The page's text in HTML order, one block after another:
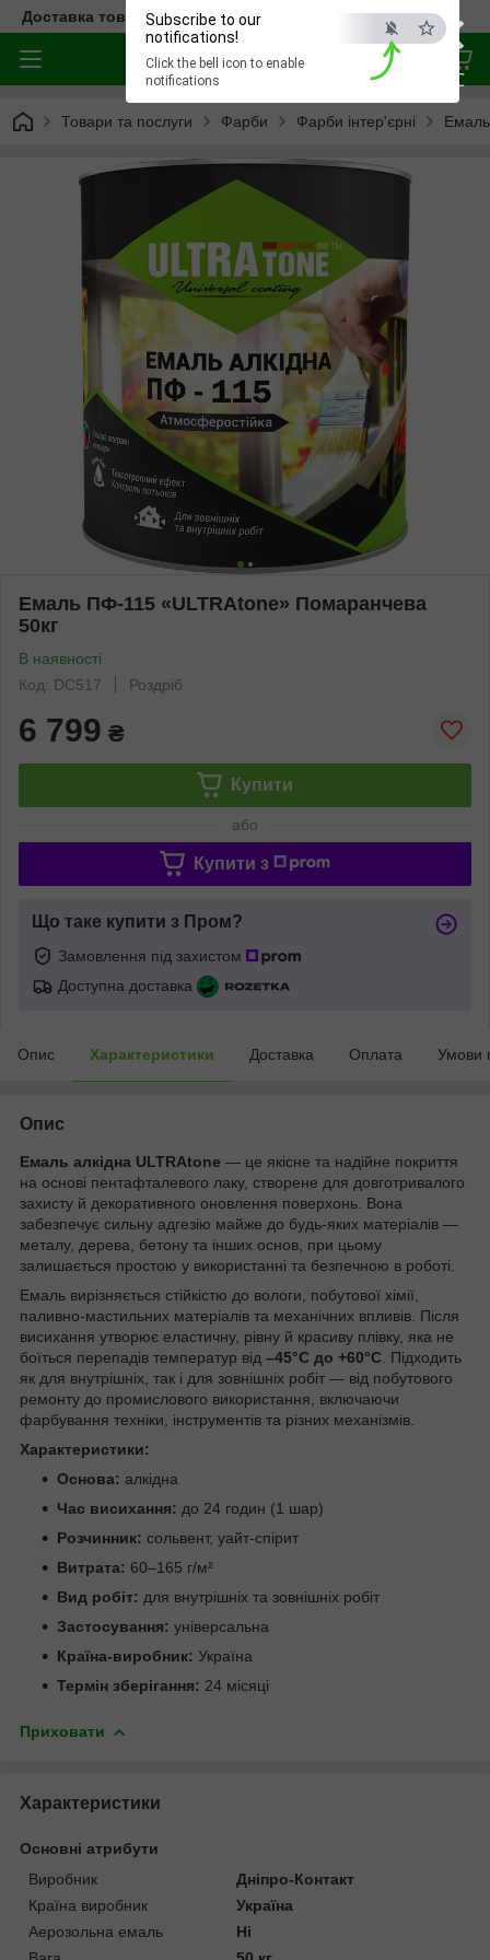
×
ESC
Subscribe to our
notifications!
Click the bell icon to enable
notifications
Доставка товара по всей Украине
Товари та послуги Фарби Фарби інтер'єрні
Емаль ПФ-115 «ULTRAtone» Помаранчева
50кг
В наявності
Код: DC517
Роздріб
6 799 ₴
Купити
або
Купити з
Що таке купити з Пром?
Замовлення під захистом
Доступна доставка
Опис Характеристики Доставка Оплата Умови
Опис
Емаль алкідна ULTRAtone — це якісне та надійне покриття
на основі пентафталевого лаку, створене для довготривалого
захисту й декоративного оновлення поверхонь. Вона
забезпечує сильну адгезію майже до будь-яких матеріалів —
металу, дерева, бетону та інших основ, при цьому
залишається простою у використанні та безпечною в роботі.
Емаль вирізняється стійкістю до вологи, побутової хімії,
паливно-мастильних матеріалів та механічних впливів. Після
висихання утворює еластичну, рівну й красиву плівку, яка не
боїться перепадів температур від –45°C до +60°C . Підходить
як для внутрішніх, так і для зовнішніх робіт — від побутового
ремонту до промислового використання, включаючи
фарбування техніки, інструментів та різних механізмів.
Характеристики:
Основа: алкідна
Час висихання: до 24 годин (1 шар)
Розчинник: сольвент, уайт-спірит
Витрата: 60–165 г/м²
Вид робіт: для внутрішніх та зовнішніх робіт
Застосування: універсальна
Країна-виробник: Україна
Термін зберігання: 24 місяці
Приховати
Характеристики
Основні атрибути
Виробник
Дніпро-Контакт
Країна виробник
Україна
Аерозольна емаль
Ні